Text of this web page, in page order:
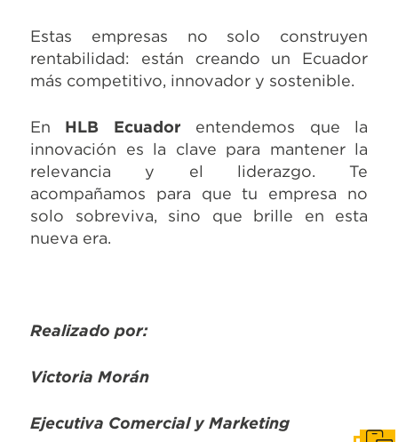
Estas empresas no solo construyen
rentabilidad: están creando un Ecuador
más competitivo, innovador y sostenible.
En HLB Ecuador entendemos que la
innovación es la clave para mantener la
relevancia y el liderazgo. Te
acompañamos para que tu empresa no
solo sobreviva, sino que brille en esta
nueva era.
Realizado por:
Victoria Morán
Ejecutiva Comercial y Marketing